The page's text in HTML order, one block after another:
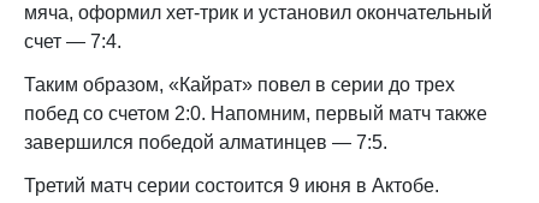
мяча, оформил хет-трик и установил окончательный
счет — 7:4.
Таким образом, «Кайрат» повел в серии до трех
побед со счетом 2:0. Напомним, первый матч также
завершился победой алматинцев — 7:5.
Третий матч серии состоится 9 июня в Актобе.